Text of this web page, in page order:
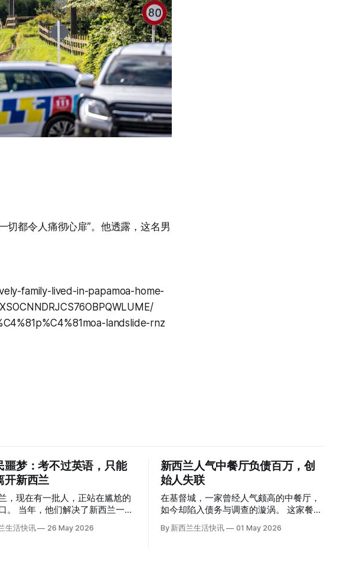
切都令人痛彻心扉”。他透露，这名男
family-lived-in-papamoa-home-
landslide-rnz
噩梦：考不过英语，只能
开新西兰
，现在有一批人，正站在尴尬的
西兰一个
工危机，如今可能因为英语考
在几年内离开这个国家。 一位
生活快讯 26 May 2026
新西兰人气中餐厅负债百万，创
始人失联
在基督城，一家曾经人气颇高的中餐厅，
如今却陷入债务与调查的漩涡。 这家餐厅
正是位于Lincoln Rd的Maxine’s Palace。
其背后的公司已进入清算程序，债务总额
By 新西兰生活快讯 01 May 2026